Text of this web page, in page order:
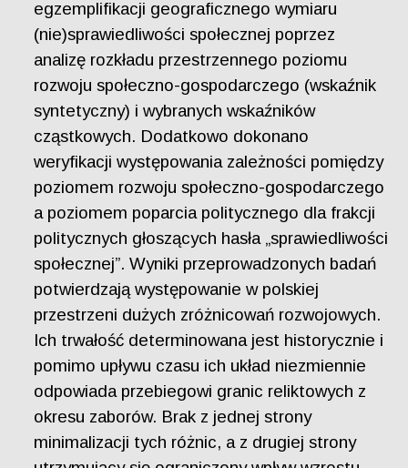
egzemplifikacji geograficznego wymiaru
(nie)sprawiedliwości społecznej poprzez
analizę rozkładu przestrzennego poziomu
rozwoju społeczno-gospodarczego (wskaźnik
syntetyczny) i wybranych wskaźników
cząstkowych. Dodatkowo dokonano
weryfikacji występowania zależności pomiędzy
poziomem rozwoju społeczno-gospodarczego
a poziomem poparcia politycznego dla frakcji
politycznych głoszących hasła „sprawiedliwości
społecznej”. Wyniki przeprowadzonych badań
potwierdzają występowanie w polskiej
przestrzeni dużych zróżnicowań rozwojowych.
Ich trwałość determinowana jest historycznie i
pomimo upływu czasu ich układ niezmiennie
odpowiada przebiegowi granic reliktowych z
okresu zaborów. Brak z jednej strony
minimalizacji tych różnic, a z drugiej strony